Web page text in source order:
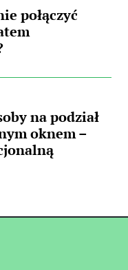
połączyć
na podział
oknem –